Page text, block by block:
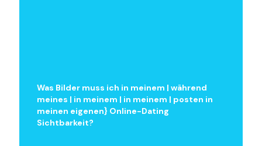
Was Bilder muss ich in meinem | während
meines | in meinem | in meinem | posten in
meinen eigenen} Online-Dating
Sichtbarkeit?